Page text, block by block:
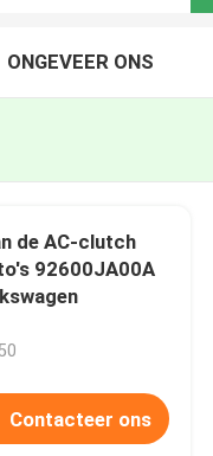
ONGEVEER ONS
de AC-clutch
92600JA00A
Contacteer ons